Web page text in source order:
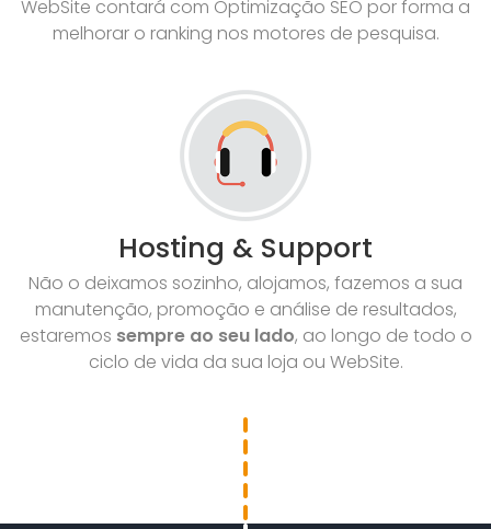
WebSite contará com Optimização SEO por forma a
melhorar o ranking nos motores de pesquisa.
Hosting & Support
Não o deixamos sozinho, alojamos, fazemos a sua
manutenção, promoção e análise de resultados,
estaremos sempre ao seu lado, ao longo de todo o
ciclo de vida da sua loja ou WebSite.